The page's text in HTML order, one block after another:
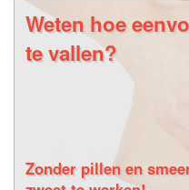
Weten hoe
te vallen?
Zonder pillen en